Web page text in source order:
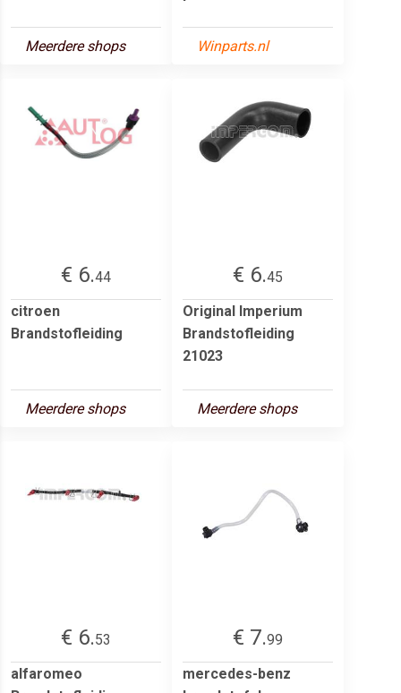
Meerdere shops Winparts.nl
€ 6.44
citroen
Brandstofleiding
Meerdere shops
€ 6.45
Original Imperium
Brandstofleiding
21023
Meerdere shops
€ 6.53
alfaromeo
€ 7.99
mercedes-benz